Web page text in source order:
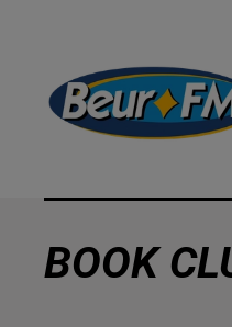
BOOK